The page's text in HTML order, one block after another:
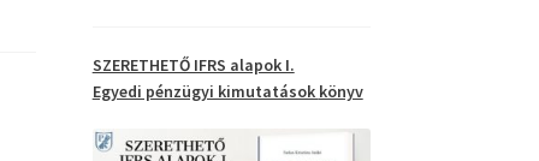
SZERETHETŐ IFRS alapok I.
Egyedi pénzügyi kimutatások könyv